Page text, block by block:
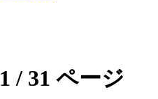
1 / 31 ページ